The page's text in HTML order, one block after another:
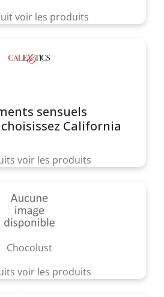
voir les produits
sensuels
California
voir les produits
Chocolust
voir les produits